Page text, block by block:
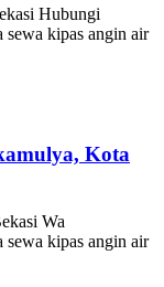
Hubungi
sewa kipas angin air
Kota
Wa
sewa kipas angin air